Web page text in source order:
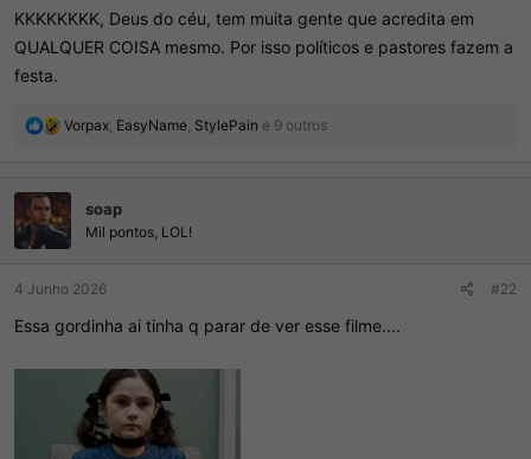
KKKKKKKK, Deus do céu, tem muita gente que acredita em
QUALQUER COISA mesmo. Por isso políticos e pastores fazem a
festa.
R
ç
õ
e
s
Vorpax, EasyName, StylePain e 9 outros
soap
Mil pontos, LOL!
4 Junho 2026 #22
Essa gordinha ai tinha q parar de ver esse filme....